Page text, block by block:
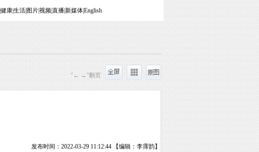
健康|生活| 图片|视频|直播|新媒体|English
"← →"翻页
发布时间：2022-03-29 11:12:44 【编辑：李霈韵】